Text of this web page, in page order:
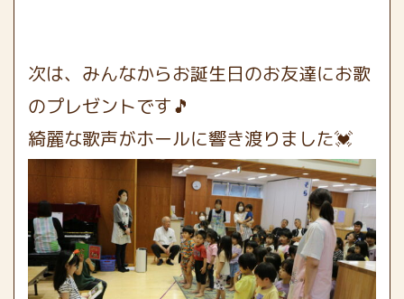
次は、みんなからお誕生日のお友達にお歌
のプレゼントです🎵
綺麗な歌声がホールに響き渡りました💓